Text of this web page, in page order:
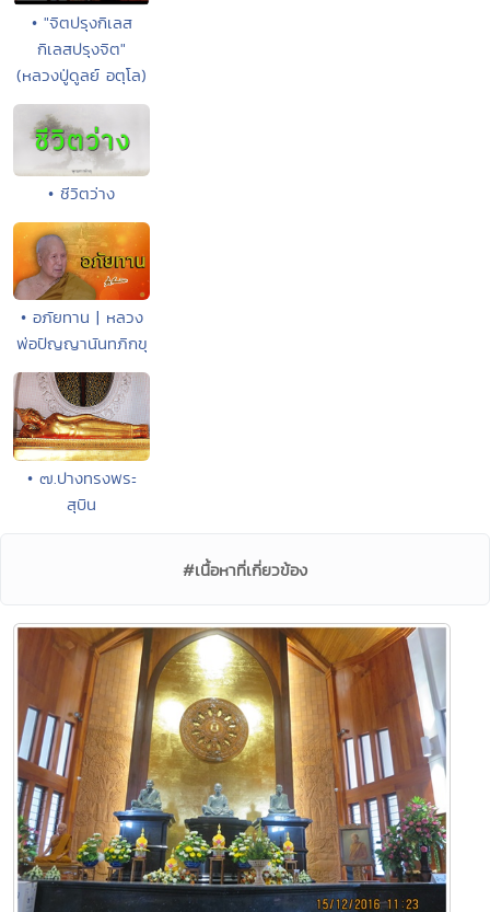
• "จิตปรุงกิเลส
กิเลสปรุงจิต"
(หลวงปู่ดูลย์ อตุโล)
• ชีวิตว่าง
• อภัยทาน | หลวง
พ่อปัญญานันทภิกขุ
• ๗.ปางทรงพระ
สุบิน
#เนื้อหาที่เกี่ยวข้อง